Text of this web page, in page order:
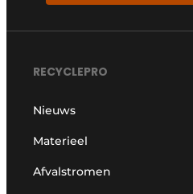
RECYCLEPRO
Nieuws
Materieel
Afvalstromen